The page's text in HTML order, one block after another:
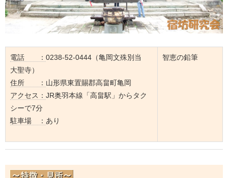
電話 ： 0238-52-0444（亀岡文殊別当
大聖寺）
住所 ： 山形県東置賜郡高畠町亀岡
アクセス： JR奥羽本線「高畠駅」からタク
シーで7分
駐車場 ： あり
智恵の鉛筆